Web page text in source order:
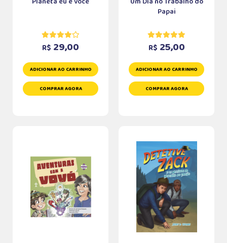
R$ 29,00
ADICIONAR AO CARRINHO
COMPRAR AGORA
Papai
R$ 25,00
ADICIONAR AO CARRINHO
COMPRAR AGORA